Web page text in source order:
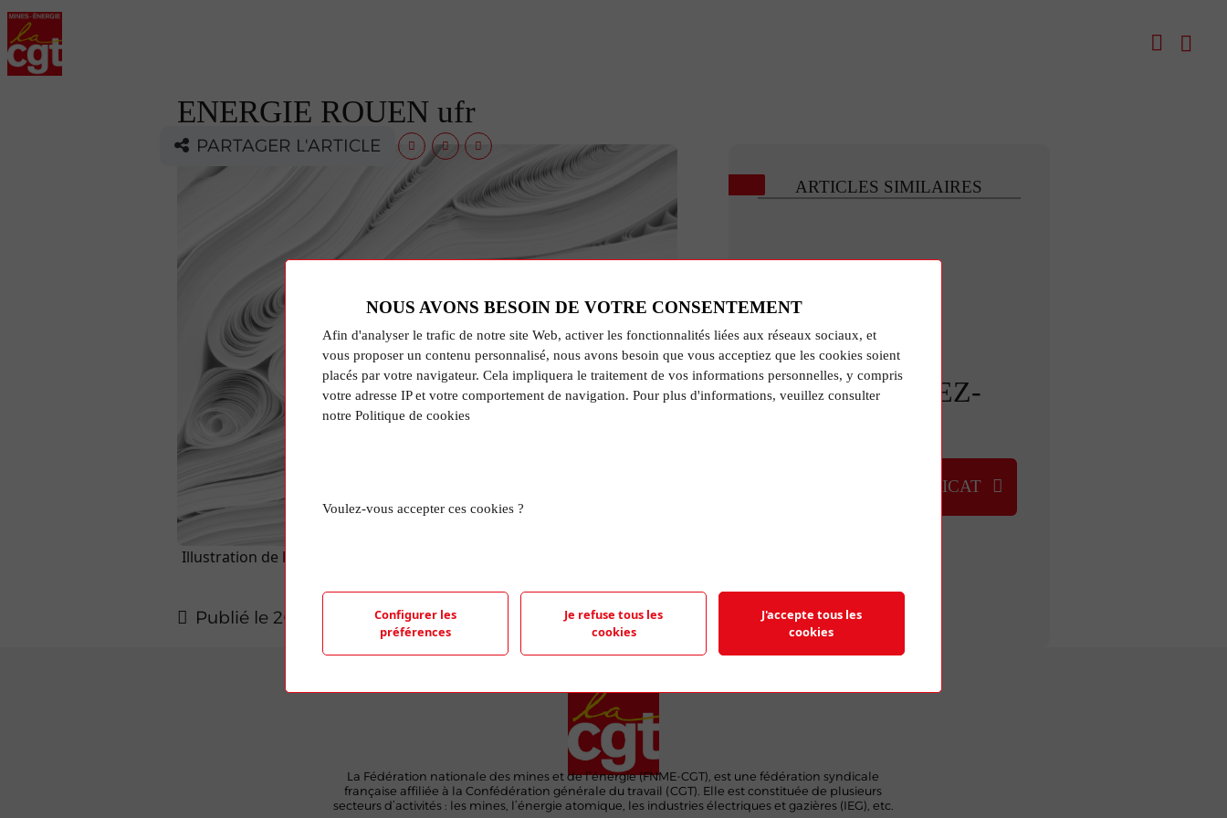
ENERGIE ROUEN ufr
Illustration de l'article aléatoire représentant le logo de la FNME-CGT et
Publié le 20 Mar 2024
PARTAGER L'ARTICLE
ARTICLES SIMILAIRES
RETROUVEZ-
TROUVER UN SYNDICAT
La Fédération nationale des mines et de l’énergie (FNME-CGT), est une fédération syndicale
française affiliée à la Confédération générale du travail (CGT). Elle est constituée de plusieurs
secteurs d’activités : les mines, l’énergie atomique, les industries électriques et gazières (IEG), etc.
NOUS AVONS BESOIN DE VOTRE CONSENTEMENT
Afin d'analyser le trafic de notre site Web, activer les fonctionnalités liées aux réseaux sociaux, et
vous proposer un contenu personnalisé, nous avons besoin que vous acceptiez que les cookies soient
placés par votre navigateur. Cela impliquera le traitement de vos informations personnelles, y compris
votre adresse IP et votre comportement de navigation. Pour plus d'informations, veuillez consulter
notre Politique de cookies
Voulez-vous accepter ces cookies ?
Configurer les
préférences
Je refuse tous les
cookies
J'accepte tous les
cookies